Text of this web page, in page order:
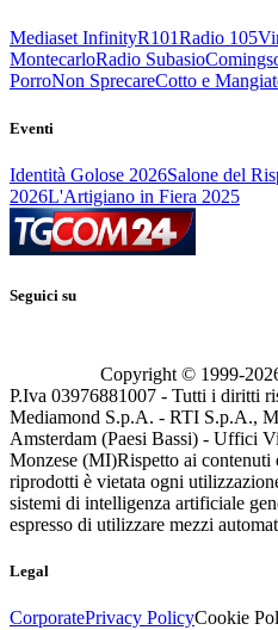
Mediaset InfinityR101Radio 105
MontecarloRadio Subasio
PorroNon SprecareCotto e
Eventi
Identità Golose 2026Salone del
2026L'Artigiano in Fiera 2025
Seguici su
Copyright © 1999-
P.Iva 03976881007 - Tutti i diritti
Mediamond S.p.A. - RTI S.p.A.,
Amsterdam (Paesi Bassi) - Uffici
Monzese (MI)Rispetto ai contenuti
riprodotti è vietata ogni
sistemi di intelligenza artificiale
espresso di utilizzare mezzi
Legal
CorporatePrivacy PolicyCookie